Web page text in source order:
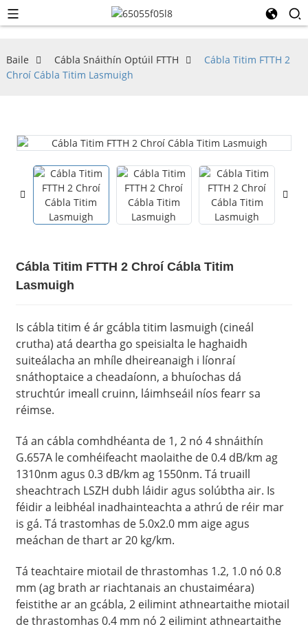
Baile Cábla Snáithín Optúil FTTH
Cábla Titim FTTH 2
Chroí Cábla Titim Lasmuigh
Cábla Titim FTTH 2 Chroí Cábla Titim
Lasmuigh
Is cábla titim é ár gcábla titim lasmuigh (cineál
crutha) atá deartha go speisialta le haghaidh
suiteálacha an mhíle dheireanaigh i líonraí
snáthoptaice a cheadaíonn, a bhuíochas dá
struchtúr imeall cruinn, láimhseáil níos fearr sa
réimse.
Tá an cábla comhdhéanta de 1, 2 nó 4 shnáithín
G.657A le comhéifeacht maolaithe de 0.4 dB/km ag
1310nm agus 0.3 dB/km ag 1550nm. Tá truaill
sheachtrach LSZH dubh láidir agus solúbtha air. Is
féidir a leibhéal inadhainteachta a athrú de réir mar
is gá. Tá trastomhas de 5.0x2.0 mm aige agus
meáchan de thart ar 20 kg/km.
Tá teachtaire miotail de thrastomhas 1.2, 1.0 nó 0.8
mm (ag brath ar riachtanais an chustaiméara)
feistithe ar an gcábla, 2 eilimint athneartaithe miotail
de thrastomhas 0.4 mm nó 2 eilimint athneartaithe